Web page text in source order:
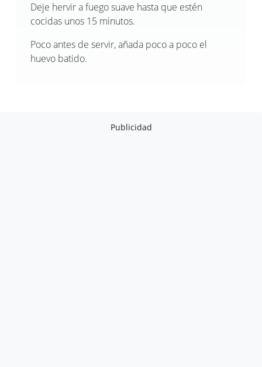
Deje hervir a fuego suave hasta que estén
cocidas unos 15 minutos.
Poco antes de servir, añada poco a poco el
huevo batido.
Publicidad